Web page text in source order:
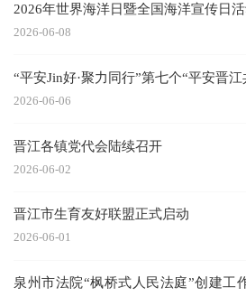
2026年世界海洋日暨全国海洋宣传日
2026-06-08
“平安Jin好·聚力同行”第七个“平安晋
2026-06-06
晋江各镇党代会陆续召开
2026-06-02
晋江市生育友好联盟正式启动
2026-06-01
泉州市法院“枫桥式人民法庭”创建工